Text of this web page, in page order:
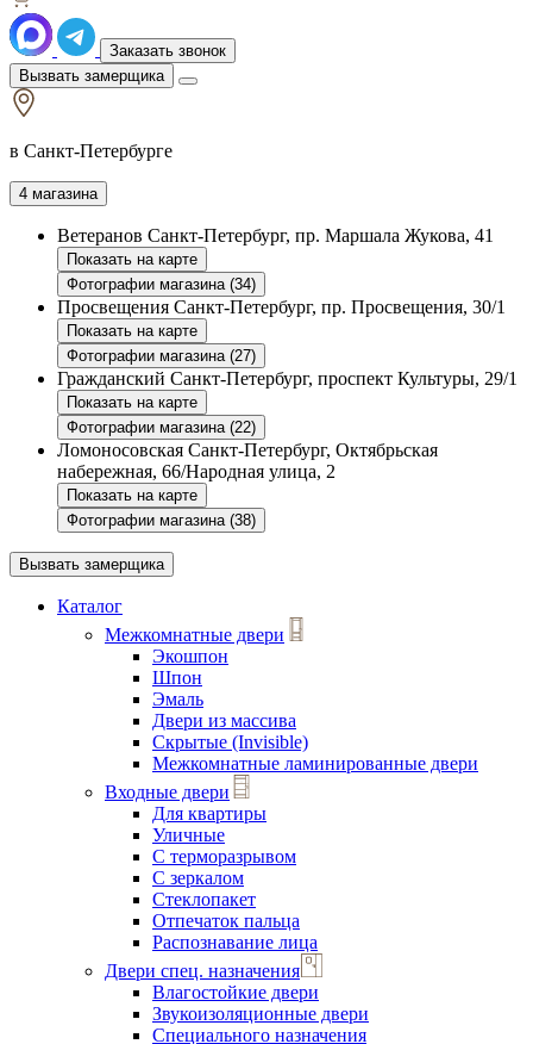
Заказать звонок
Вызвать замерщика
в Санкт-Петербурге
4 магазина
Ветеранов Санкт-Петербург, пр. Маршала Жукова, 41
Показать на карте
Фотографии магазина (34)
Просвещения Санкт-Петербург, пр. Просвещения, 30/1
Показать на карте
Фотографии магазина (27)
Гражданский Санкт-Петербург, проспект Культуры, 29/1
Показать на карте
Фотографии магазина (22)
Ломоносовская Санкт-Петербург, Октябрьская
набережная, 66/Народная улица, 2
Показать на карте
Фотографии магазина (38)
Вызвать замерщика
Каталог
Межкомнатные двери
Экошпон
Шпон
Эмаль
Двери из массива
Скрытые (Invisible)
Межкомнатные ламинированные двери
Входные двери
Для квартиры
Уличные
С терморазрывом
С зеркалом
Стеклопакет
Отпечаток пальца
Распознавание лица
Двери спец. назначения
Влагостойкие двери
Звукоизоляционные двери
Специального назначения